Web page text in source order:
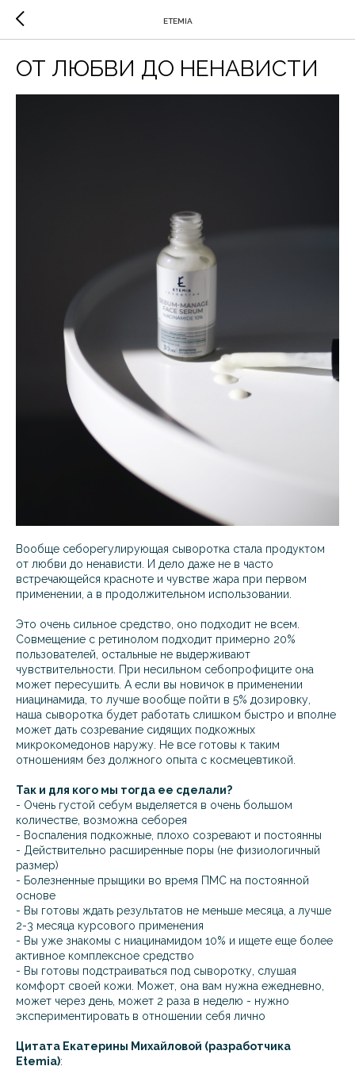
ETEMIA
ОТ ЛЮБВИ ДО НЕНАВИСТИ
Вообще себорегулирующая сыворотка стала продуктом
от любви до ненависти. И дело даже не в часто
встречающейся красноте и чувстве жара при первом
применении, а в продолжительном использовании.
Это очень сильное средство, оно подходит не всем.
Совмещение с ретинолом подходит примерно 20%
пользователей, остальные не выдерживают
чувствительности. При несильном себопрофиците она
может пересушить. А если вы новичок в применении
ниацинамида, то лучше вообще пойти в 5% дозировку,
наша сыворотка будет работать слишком быстро и вполне
может дать созревание сидящих подкожных
микрокомедонов наружу. Не все готовы к таким
отношениям без должного опыта с космецевтикой.
Так и для кого мы тогда ее сделали?
- Очень густой себум выделяется в очень большом
количестве, возможна себорея
- Воспаления подкожные, плохо созревают и постоянны
- Действительно расширенные поры (не физиологичный
размер)
- Болезненные прыщики во время ПМС на постоянной
основе
- Вы готовы ждать результатов не меньше месяца, а лучше
2-3 месяца курсового применения
- Вы уже знакомы с ниацинамидом 10% и ищете еще более
активное комплексное средство
- Вы готовы подстраиваться под сыворотку, слушая
комфорт своей кожи. Может, она вам нужна ежедневно,
может через день, может 2 раза в неделю - нужно
экспериментировать в отношении себя лично
Цитата Екатерины Михайловой (разработчика
Etemia):